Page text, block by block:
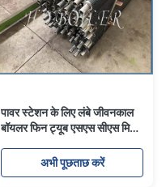
पावर स्टेशन के लिए लंबे जीवनकाल
बॉयलर फिन ट्यूब एसएस सीएस मिश्र
अभी पूछताछ करें